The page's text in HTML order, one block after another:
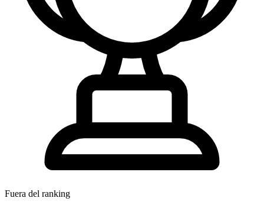
Fuera del ranking